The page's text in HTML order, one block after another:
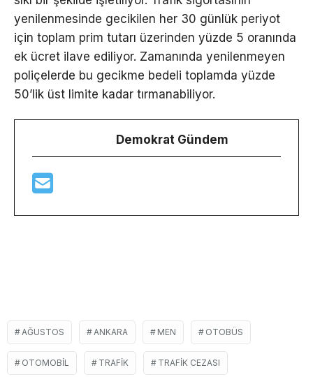
yenilenmesinde gecikilen her 30 günlük periyot
için toplam prim tutarı üzerinden yüzde 5 oranında
ek ücret ilave ediliyor. Zamanında yenilenmeyen
poliçelerde bu gecikme bedeli toplamda yüzde
50’lik üst limite kadar tırmanabiliyor.
Demokrat Gündem
AĞUSTOS ANKARA MEN OTOBÜS
OTOMOBIL TRAFIK TRAFIK CEZASI